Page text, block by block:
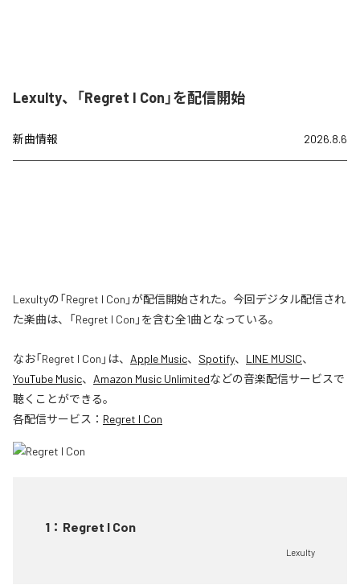
Lexulty、「Regret I Con」を配信開始
新曲情報 2026.8.6
Lexultyの「Regret I Con」が配信開始された。今回デジタル配信され
た楽曲は、「Regret I Con」を含む全1曲となっている。
なお「Regret I Con 」は、 Apple Music、 Spotify、 LINE MUSIC、
YouTube Music、 Amazon Music Unlimitedなどの音楽配信サービスで
聴くことができる。
各配信サービス： Regret I Con
1 ： Regret I Con
Lexulty